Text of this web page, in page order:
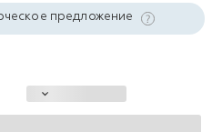
предложение